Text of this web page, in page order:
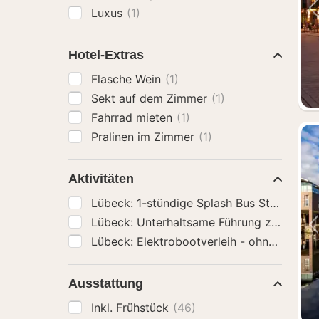
Luxus (1)
Hotel-Extras
Flasche Wein (1)
Sekt auf dem Zimmer (1)
Fahrrad mieten (1)
Pralinen im Zimmer (1)
Aktivitäten
Lübeck: 1-stündige Splash Bus
Lübeck:
Ausstattung
Inkl. Frühstück (46)